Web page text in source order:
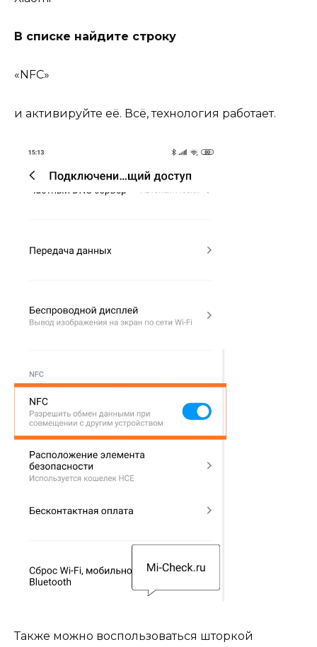
В списке найдите строку
«NFC»
и активируйте её. Всё, технология работает.
Также можно воспользоваться шторкой